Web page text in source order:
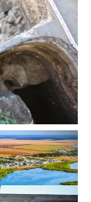
археологи
замку